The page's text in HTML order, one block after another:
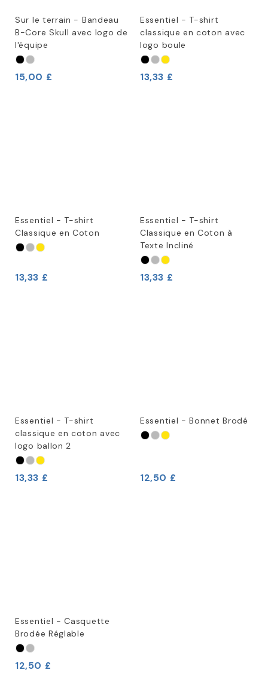
Sur le terrain - Bandeau
B-Core Skull avec logo de
l'équipe
15,00 £
Essentiel - T-shirt
classique en coton avec
logo boule
13,33 £
Essentiel - T-shirt
Classique en Coton
13,33 £
Essentiel - T-shirt
Classique en Coton à
Texte Incliné
13,33 £
Essentiel - T-shirt
classique en coton avec
logo ballon 2
13,33 £
Essentiel - Bonnet Brodé
12,50 £
Essentiel - Casquette
Brodée Réglable
12,50 £